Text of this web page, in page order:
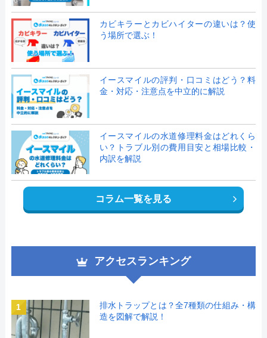
カビキラーとカビハイターの違いは？使
う場所で選ぶ！
イースマイルの評判・口コミはどう？料
金・対応・注意点を中立的に解説
イースマイルの水道修理料金はどれくら
い？トラブル別の費用目安と相場比較・
内訳を解説
コラム一覧を見る
アクセスランキング
1
排水トラップとは？全7種類の仕組み・構
造を図解で解説！